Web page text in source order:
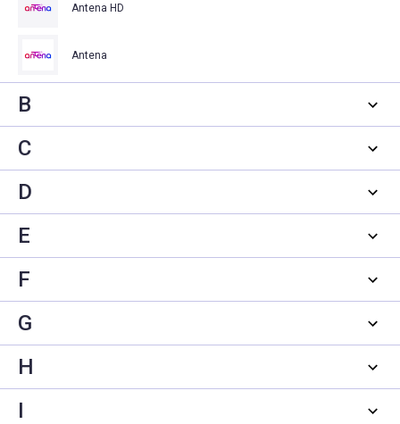
Antena HD
Antena
B
C
D
E
F
G
H
I